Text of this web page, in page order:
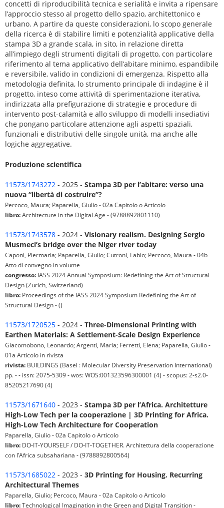
concetti di riproducibilità tecnica e serialità e invita a ripensare
l’approccio stesso al progetto dello spazio, architettonico e
urbano. A partire da queste considerazioni, lo scopo generale
della ricerca è di stabilire limiti e potenzialità applicative della
stampa 3D a grande scala, in sito, in relazione diretta
all’impiego degli strumenti digitali di progetto, con particolare
riferimento al tema applicativo dell’abitare minimo, espandibile
e reversibile, valido in condizioni di emergenza. Rispetto alla
metodologia definita, lo strumento principale di indagine è il
progetto, inteso come attività di sperimentazione iterativa,
indirizzata alla prefigurazione di strategie e procedure di
intervento post-calamità e allo sviluppo di modelli insediativi
che pongano particolare attenzione agli aspetti spaziali,
funzionali e distributivi delle singole unità, ma anche alle
logiche aggregative.
Produzione scientifica
11573/1743272 - 2025 - Stampa 3D per l’abitare: verso una
nuova “libertà di costruire”?
Percoco, Maura; Paparella, Giulio - 02a Capitolo o Articolo
libro:Architecture in the Digital Age - (9788892801110)
11573/1743578 - 2024 - Visionary realism. Designing Sergio
Musmeci’s bridge over the Niger river today
Caponi, Piermaria; Paparella, Giulio; Cutroni, Fabio; Percoco, Maura - 04b
Atto di convegno in volume
congresso: IASS 2024 Annual Symposium: Redefining the Art of Structural
Design (Zurich, Switzerland)
libro: Proceedings of the IASS 2024 Symposium Redefining the Art of
Structural Design - ()
11573/1720525 - 2024 - Three-Dimensional Printing with
Earthen Materials: A Settlement-Scale Design Experience
Giacomobono, Leonardo; Argenti, Maria; Ferretti, Elena; Paparella, Giulio -
01a Articolo in rivista
rivista: BUILDINGS (Basel : Molecular Diversity Preservation International)
pp. - - issn: 2075-5309 - wos: WOS:001323596300001 (4) - scopus: 2-s2.0-
85205217690 (4)
11573/1671640 - 2023 - Stampa 3D per l’Africa. Architetture
High-Low Tech per la cooperazione | 3D Printing for Africa.
High-Low Tech Architecture for Cooperation
Paparella, Giulio - 02a Capitolo o Articolo
libro: DO-IT-YOURSELF / DO-IT-TOGETHER. Architettura della cooperazione
con l’Africa subsahariana - (9788892800564)
11573/1685022 - 2023 - 3D Printing for Housing. Recurring
Architectural Themes
Paparella, Giulio; Percoco, Maura - 02a Capitolo o Articolo
libro:Technological Imagination in the Green and Digital Transition -